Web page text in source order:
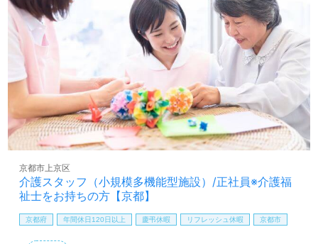
介護スタッフ（小規模多機能型施設）/正社員※介護福
祉士をお持ちの方【京都】
京都市上京区
京都府 年間休日120日以上 慶弔休暇 リフレッシュ休暇 京都市